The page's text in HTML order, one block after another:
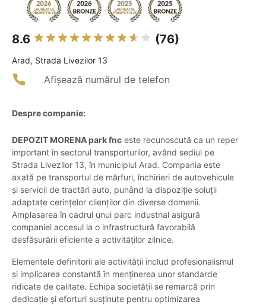
8.6 (76)
Arad, Strada Livezilor 13
Afișează numărul de telefon
Despre companie:
DEPOZIT MORENA park fnc este recunoscută ca un reper
important în sectorul transporturilor, având sediul pe
Strada Livezilor 13, în municipiul Arad. Compania este
axată pe transportul de mărfuri, închirieri de autovehicule
și servicii de tractări auto, punând la dispoziție soluții
adaptate cerințelor clienților din diverse domenii.
Amplasarea în cadrul unui parc industrial asigură
companiei accesul la o infrastructură favorabilă
desfășurării eficiente a activităților zilnice.
Elementele definitorii ale activității includ profesionalismul
și implicarea constantă în menținerea unor standarde
ridicate de calitate. Echipa societății se remarcă prin
dedicație și eforturi susținute pentru optimizarea